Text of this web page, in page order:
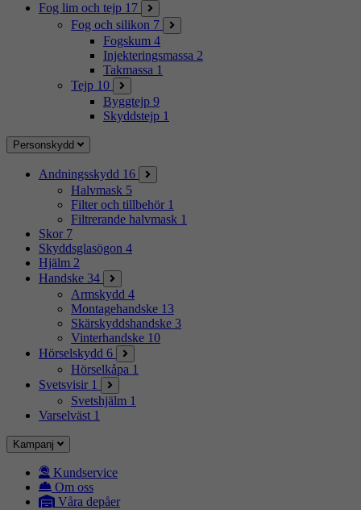
Fog lim och tejp 17
Fog och silikon 7
Fogskum 4
Injekteringsmassa 2
Takmassa 1
Tejp 10
Byggtejp 9
Skyddstejp 1
Personskydd
Andningsskydd 16
Halvmask 5
Filter och tillbehör 1
Filtrerande halvmask 1
Skor 7
Skyddsglasögon 4
Hjälm 2
Handske 34
Armskydd 4
Montagehandske 13
Skärskyddshandske 3
Vinterhandske 10
Hörselskydd 6
Hörselkåpa 1
Svetsvisir 1
Svetshjälm 1
Varselväst 1
Kampanj
Kundservice
Om oss
Våra depåer